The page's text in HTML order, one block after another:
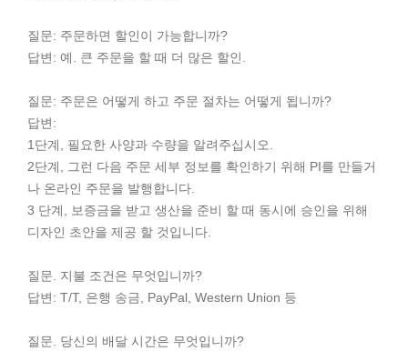
질문: 주문하면 할인이 가능합니까?
답변: 예. 큰 주문을 할 때 더 많은 할인.
질문: 주문은 어떻게 하고 주문 절차는 어떻게 됩니까?
답변:
1단계, 필요한 사양과 수량을 알려주십시오.
2단계, 그런 다음 주문 세부 정보를 확인하기 위해 PI를 만들거
나 온라인 주문을 발행합니다.
3 단계, 보증금을 받고 생산을 준비 할 때 동시에 승인을 위해
디자인 초안을 제공 할 것입니다.
질문. 지불 조건은 무엇입니까?
답변: T/T, 은행 송금, PayPal, Western Union 등
질문. 당신의 배달 시간은 무엇입니까?